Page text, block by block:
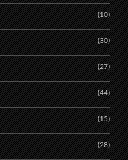
(10)
(30)
(27)
(44)
(15)
(28)